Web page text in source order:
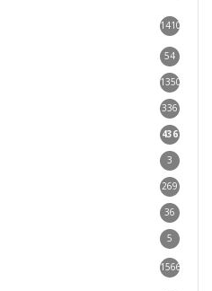
1410
54
1350
336
436
3
269
36
5
1566